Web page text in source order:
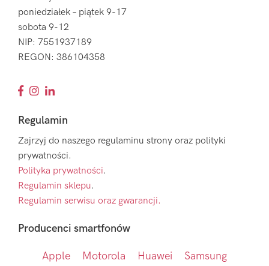
poniedziałek – piątek 9-17
sobota 9-12
NIP: 7551937189
REGON: 386104358
Regulamin
Zajrzyj do naszego regulaminu strony oraz polityki
prywatności.
Polityka prywatności.
Regulamin sklepu.
Regulamin serwisu oraz gwarancji.
Producenci smartfonów
Apple Motorola Huawei Samsung